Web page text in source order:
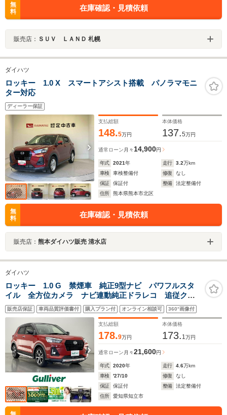
無
料
在庫確認・見積依頼
販売店： ＳＵＶ ＬＡＮＤ 札幌
ダイハツ
ロッキー 1.0 X スマートアシスト搭載 パノラマモニ
ター対応
ディーラー保証
支払総額
148.5万円
本体価格
137.5万円
通常ローン 月々 14,900円
年式 2021年 走行 3.2万km
車検
車検整備付 修復
なし
保証
保証付 整備
法定整備付
住所
熊本県熊本市北区
無
料
在庫確認・見積依頼
販売店： 熊本ダイハツ販売 清水店
ダイハツ
ロッキー 1.0 G 禁煙車 純正9型ナビ パワフルスタ
イル 全方位カメラ ナビ連動純正ドラレコ 追従クル
コン ETC シートヒーター ツートンカラー 衝突軽
減 車線逸脱 コーナーセンサ LEDライト フルセ
グ スマホ連動
販売店保証 車両品質評価書付 購入プラン付 オンライン相談可 360°画像付
支払総額
178.9万円
本体価格
173. 1 万円
通常ローン 月々21,600円
年式 2020年 走行 4.6万km
車検
'27/10 修復
なし
保証
保証付 整備
法定整備付
住所
愛知県知立市